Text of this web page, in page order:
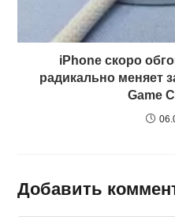
iPhone скоро
радикально меняет
Game
Добавить